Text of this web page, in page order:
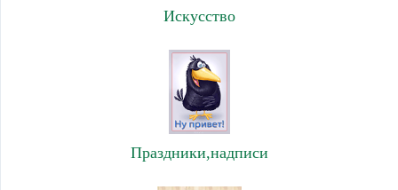
Искусство
Праздники,надписи